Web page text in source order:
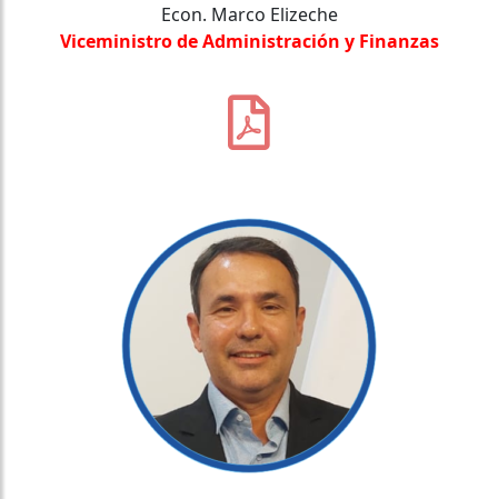
Econ. Marco Elizeche
Viceministro de Administración y Finanzas